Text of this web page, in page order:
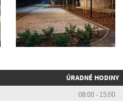
ÚRADNÉ HODINY
08:00 - 15:00